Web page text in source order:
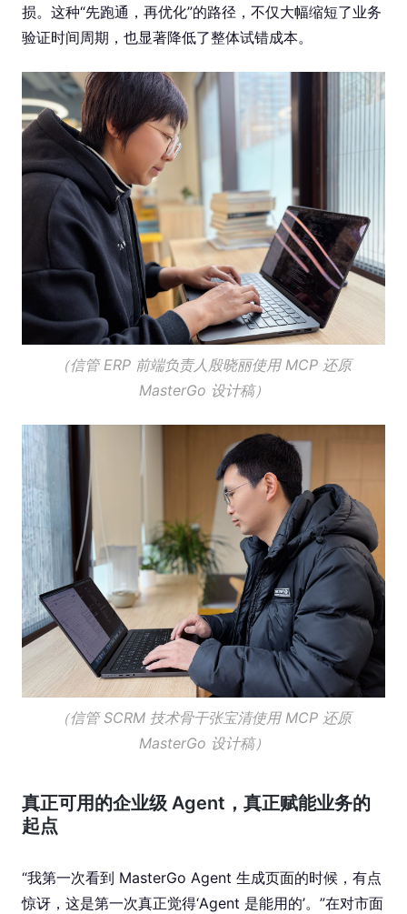
损。这种“先跑通，再优化”的路径，不仅大幅缩短了业务
验证时间周期，也显著降低了整体试错成本。
（信管 ERP 前端负责人殷晓丽使用 MCP 还原
MasterGo 设计稿）
（信管 SCRM 技术骨干张宝清使用 MCP 还原
MasterGo 设计稿）
真正可用的企业级 Agent，真正赋能业务的
起点
“我第一次看到 MasterGo Agent 生成页面的时候，有点
惊讶，这是第一次真正觉得‘Agent 是能用的’。”在对市面